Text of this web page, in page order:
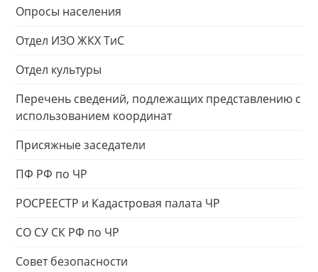
Опросы населения
Отдел ИЗО ЖКХ ТиС
Отдел культуры
Перечень сведений, подлежащих представлению с
использованием координат
Присяжные заседатели
ПФ РФ по ЧР
РОСРЕЕСТР и Кадастровая палата ЧР
СО СУ СК РФ по ЧР
Совет безопасности